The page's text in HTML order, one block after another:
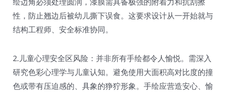
性，防止翘边后被幼儿撕下误食。这要求设计从一开始就与
结构工程师、安全标准协同。
2.儿童心理安全区风险：并非所有手绘都令人愉悦。需深入
研究色彩心理学与儿童认知。避免使用大面积高对比度的撞
色或带有压迫感的、具象的狰狞形象。手绘应营造安心、愉